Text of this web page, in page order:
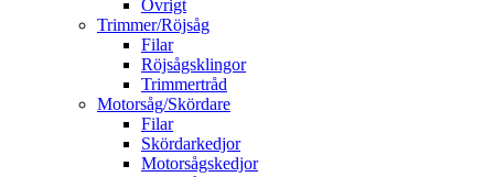
Övrigt
Trimmer/Röjsåg
Filar
Röjsågsklingor
Trimmertråd
Motorsåg/Skördare
Filar
Skördarkedjor
Motorsågskedjor